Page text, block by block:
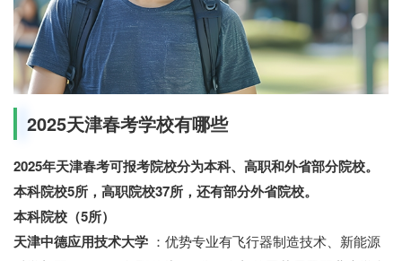
2025天津春考学校有哪些
2025年天津春考可报考院校分为本科、高职和外省部分院校。
本科院校5所，高职院校37所，还有部分外省院校。
本科院校（5所）
天津中德应用技术大学 ：优势专业有飞行器制造技术、新能源